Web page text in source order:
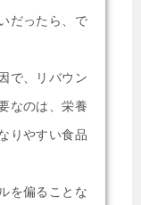
だったら、で
で、リバウン
なのは、栄養
りやすい食品
を偏ることな